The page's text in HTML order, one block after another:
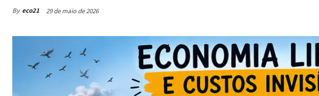
By eco21 29 de maio de 2026